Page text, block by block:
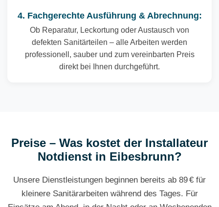
4. Fachgerechte Ausführung & Abrechnung:
Ob Reparatur, Leckortung oder Austausch von
defekten Sanitärteilen – alle Arbeiten werden
professionell, sauber und zum vereinbarten Preis
direkt bei Ihnen durchgeführt.
Preise – Was kostet der Installateur
Notdienst in Eibesbrunn?
Unsere Dienstleistungen beginnen bereits ab 89 € für
kleinere Sanitärarbeiten während des Tages. Für